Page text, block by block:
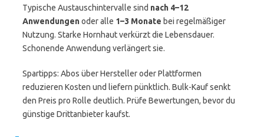
Typische Austauschintervalle sind nach 4–12
Anwendungenoder alle 1–3 Monate bei regelmäßiger
Nutzung. Starke Hornhaut verkürzt die Lebensdauer.
Schonende Anwendung verlängert sie.
Spartipps: Abos über Hersteller oder Plattformen
reduzieren Kosten und liefern pünktlich. Bulk-Kauf senkt
den Preis pro Rolle deutlich. Prüfe Bewertungen, bevor du
günstige Drittanbieter kaufst.